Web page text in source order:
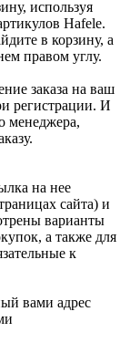
используя
Hafele.
в корзину, а
правом углу.
заказа на ваш
регистрации. И
менеджера,
на нее
сайта) и
варианты
а также для
к
вами адрес